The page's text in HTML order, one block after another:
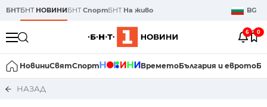
БНТБНТ НОВИНИБНТСпортБНТ На живо BG
6 0
НовиниСвятСпорт ВреметоБългария и еврото
НАЗАД